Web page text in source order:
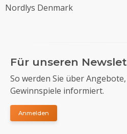
Nordlys Denmark
Für unseren
So werden Sie über
Gewinnspiele informiert.
Anmelden